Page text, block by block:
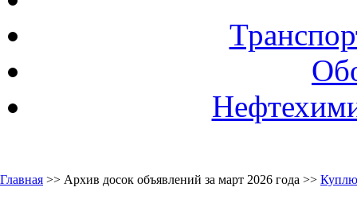
Главная >> Архив досок объявлений за март 2026 года >>